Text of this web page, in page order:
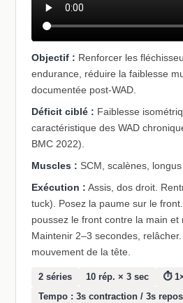
Objectif : Renforcer les
endurance, réduire la faiblesse
documentée post-WAD.
Déficit ciblé : Faiblesse
caractéristique des WAD
BMC 2022).
Muscles : SCM, scalènes,
Exécution : Assis, dos droit.
tuck). Posez la paume sur le
poussez le front contre la main et
Maintenir 2–3 secondes,
mouvement de la tête.
2 séries 10 rép. × 3 sec
⏱
Tempo : 3s contraction / 3s repos